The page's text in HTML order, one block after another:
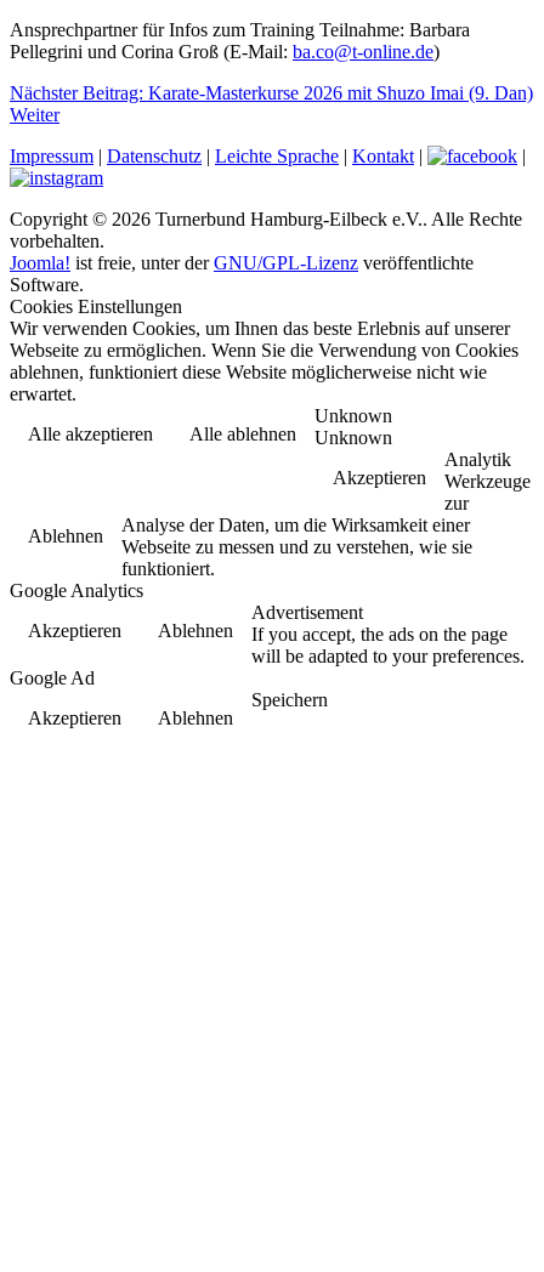
Ansprechpartner für Infos zum Training Teilnahme: Barbara
Pellegrini und Corina Groß (E-Mail: ba.co@t-online.de)
Nächster Beitrag: Karate-Masterkurse 2026 mit Shuzo Imai (9. Dan)
Weiter
Impressum | Datenschutz | Leichte Sprache | Kontakt | |
Copyright © 2026 Turnerbund Hamburg-Eilbeck e.V.. Alle Rechte
vorbehalten.
Joomla! ist freie, unter derGNU/GPL-Lizenz veröffentlichte
Software.
Cookies Einstellungen
Wir verwenden Cookies, um Ihnen das beste Erlebnis auf unserer
Webseite zu ermöglichen. Wenn Sie die Verwendung von Cookies
ablehnen, funktioniert diese Website möglicherweise nicht wie
erwartet.
Alle akzeptieren
Alle ablehnen
Unknown
Unknown
Akzeptieren
Ablehnen
Analytik
Werkzeuge
zur
Analyse der Daten, um die Wirksamkeit einer
Webseite zu messen und zu verstehen, wie sie
funktioniert.
Google Analytics
Akzeptieren
Ablehnen
Advertisement
If you accept, the ads on the page
will be adapted to your preferences.
Google Ad
Akzeptieren
Ablehnen
Speichern